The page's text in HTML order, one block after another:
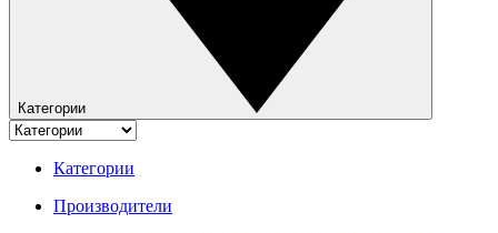
Категории
Категории
Производители